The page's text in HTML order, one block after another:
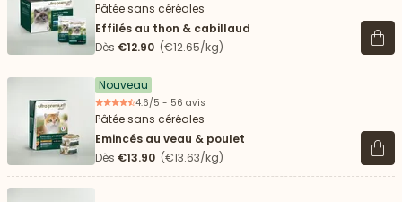
Pâtée sans céréales
Effilés au thon & cabillaud
Dès €12.90 (€12.65/kg) Voir
Nouveau
4.6/5 - 56 avis
Pâtée sans céréales
Emincés au veau & poulet
Dès €13.90 (€13.63/kg) Voir